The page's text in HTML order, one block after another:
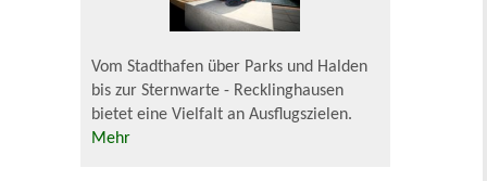
Vom Stadthafen über Parks und Halden
bis zur Sternwarte - Recklinghausen
bietet eine Vielfalt an Ausflugszielen.
Mehr